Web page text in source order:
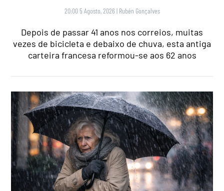
20:00 5 Agosto, 2026 | Rubén Gonçalves
Depois de passar 41 anos nos correios, muitas
vezes de bicicleta e debaixo de chuva, esta antiga
carteira francesa reformou-se aos 62 anos